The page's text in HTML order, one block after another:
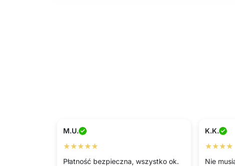
M.U.
★★★★★
Płatność bezpieczna, wszystko ok.
K.K.
★★★★
Nie